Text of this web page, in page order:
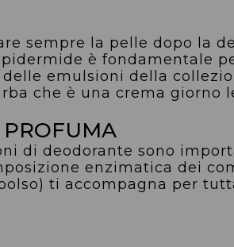
sempre la pelle dopo la
è fondamentale
emulsioni della
che è una crema giorno
di deodorante sono
enzimatica dei
ti accompagna per